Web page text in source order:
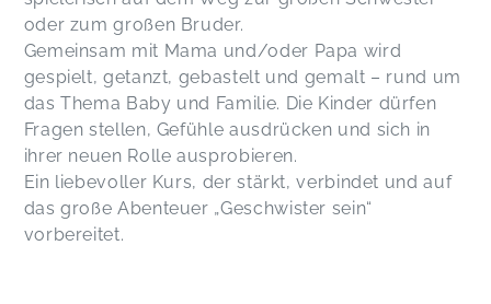
oder zum großen Bruder.
Gemeinsam mit Mama und/oder Papa wird
gespielt, getanzt, gebastelt und gemalt – rund um
das Thema Baby und Familie. Die Kinder dürfen
Fragen stellen, Gefühle ausdrücken und sich in
ihrer neuen Rolle ausprobieren.
Ein liebevoller Kurs, der stärkt, verbindet und auf
das große Abenteuer „Geschwister sein“
vorbereitet.